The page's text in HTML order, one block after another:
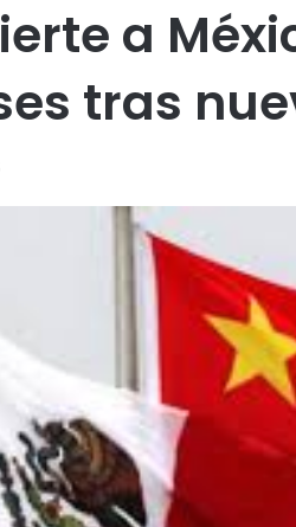
a
tras